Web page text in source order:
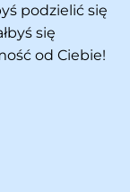
podzielić się
się
od Ciebie!